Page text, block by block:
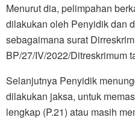
Menurut dia, pelimpahan
dilakukan oleh Penyidik dan
sebagaimana surat
BP/27/IV/2022/Ditreskrimum
Selanjutnya Penyidik
dilakukan jaksa, untuk
lengkap (P.21) atau masih